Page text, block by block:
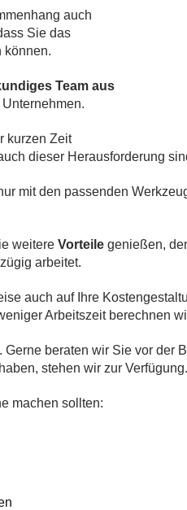
auch
Sie das
können.
Team aus
kurzen Zeit
dieser Herausforderung
mit den passenden
weitere Vorteile genießen,
arbeitet.
auch auf Ihre
Arbeitszeit berechnen
beraten wir Sie vor der
stehen wir zur Verfügung.
machen sollten: